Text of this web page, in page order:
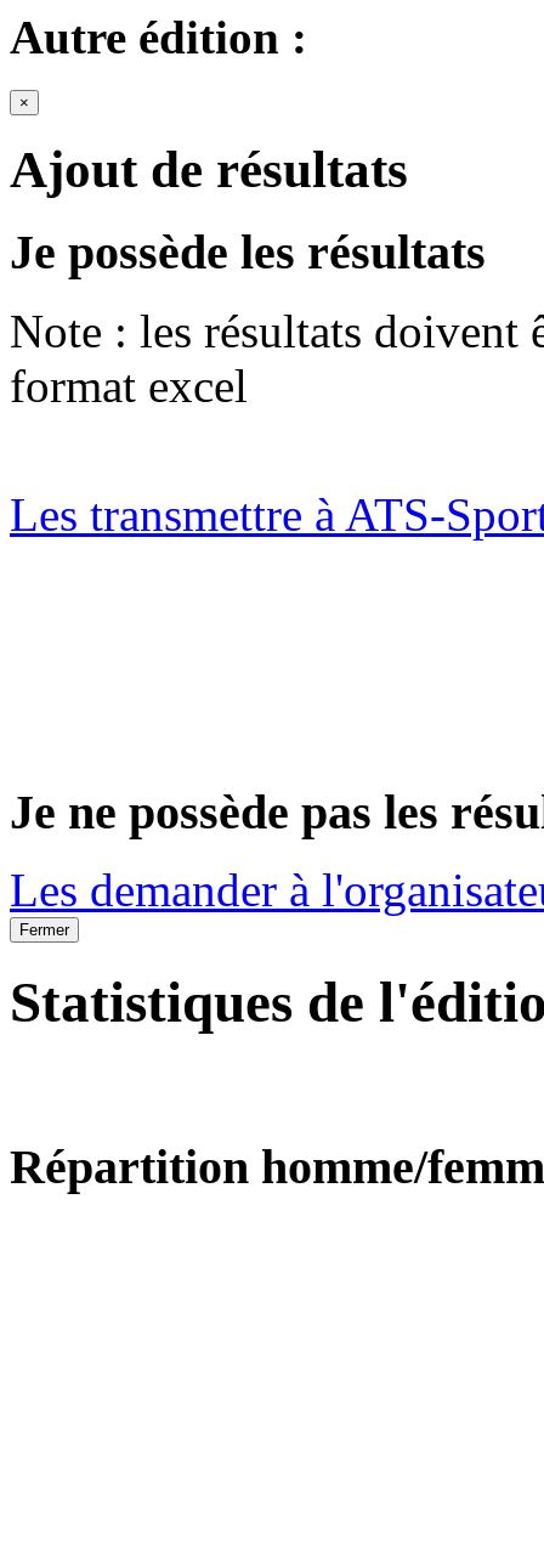
Autre édition :
×
Ajout de résultats
Je possède les résultats
Note : les résultats doivent
format excel
Les transmettre à ATS-
Je ne possède pas les
Les demander à
Fermer
Statistiques de
Répartition homme/